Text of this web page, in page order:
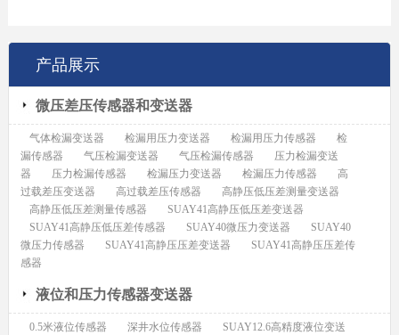
产品展示
微压差压传感器和变送器
气体检漏变送器 检漏用压力变送器 检漏用压力传感器
检
漏传感器
气压检漏变送器 气压检漏传感器
压力检漏变送
器
压力检漏传感器 检漏压力变送器 检漏压力传感器
高
过载差压变送器
高过载差压传感器
高静压低压差测量变送器
高静压低压差测量传感器
SUAY41高静压低压差变送器
SUAY41高静压低压差传感器
SUAY40微压力变送器
SUAY40
微压力传感器
SUAY41高静压压差变送器
SUAY41高静压压差传
感器
液位和压力传感器变送器
0.5米液位传感器 深井水位传感器
SUAY12.6高精度液位变送